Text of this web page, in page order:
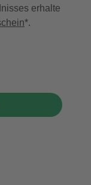
erhalte
*.